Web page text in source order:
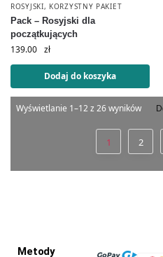
ROSYJSKI, KORZYSTNY PAKIET
Pack – Rosyjski dla
początkujących
139.00 zł
Dodaj do koszyka
Wyświetlanie 1–12 z 26 wyników
1 2
Metody